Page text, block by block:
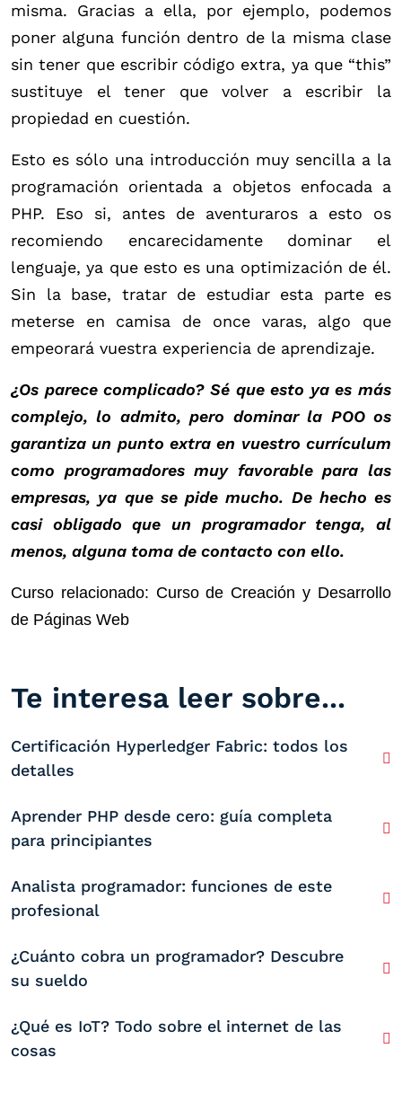
misma. Gracias a ella, por ejemplo, podemos
poner alguna función dentro de la misma clase
sin tener que escribir código extra, ya que “this”
sustituye el tener que volver a escribir la
propiedad en cuestión.
Esto es sólo una introducción muy sencilla a la
programación orientada a objetos enfocada a
PHP. Eso si, antes de aventuraros a esto os
recomiendo encarecidamente dominar el
lenguaje, ya que esto es una optimización de él.
Sin la base, tratar de estudiar esta parte es
meterse en camisa de once varas, algo que
empeorará vuestra experiencia de aprendizaje.
¿Os parece complicado? Sé que esto ya es más
complejo, lo admito, pero dominar la POO os
garantiza un punto extra en vuestro currículum
como programadores muy favorable para las
empresas, ya que se pide mucho. De hecho es
casi obligado que un programador tenga, al
menos, alguna toma de contacto con ello.
Curso relacionado: Curso de Creación y Desarrollo
de Páginas Web
Te interesa leer sobre...
Certificación Hyperledger Fabric: todos los
detalles
Aprender PHP desde cero: guía completa
para principiantes
Analista programador: funciones de este
profesional
¿Cuánto cobra un programador? Descubre
su sueldo
¿Qué es IoT? Todo sobre el internet de las
cosas